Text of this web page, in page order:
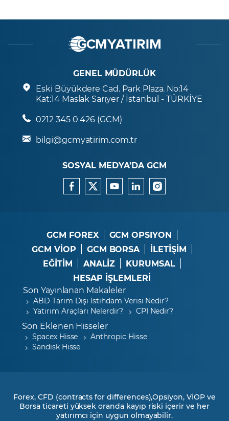
GENEL MÜDÜRLÜK
Eski Büyükdere Cad. Park Plaza. No:14
Kat:14 Maslak Sarıyer / İstanbul - TÜRKİYE
0212 345 0 426 (GCM)
bilgi@gcmyatirim.com.tr
SOSYAL MEDYA’DA GCM
GCM FOREX
GCM OPSIYON
GCM VİOP
GCM BORSA
İLETİŞİM
EĞİTİM
ANALİZ
KURUMSAL
HESAP İŞLEMLERİ
Son Yayınlanan Makaleler
ABD Tarım Dışı İstihdam Verisi Nedir?
Yatırım Araçları Nelerdir?
CPI Nedir?
Son Eklenen Hisseler
Spacex Hisse
Anthropic Hisse
Sandisk Hisse
Forex, CFD (contracts for differences),Opsiyon, VİOP ve
Borsa ticareti yüksek oranda kayıp riski içerir ve her
yatırımcı için uygun olmayabilir.